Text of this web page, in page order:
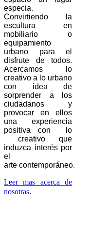
especia.
Convirtiendo la
escultura en
mobiliario o
equipamiento
urbano para el
disfrute de todos.
Acercamos lo
creativo a lo urbano
con idea de
sorprender a los
ciudadanos y
provocar en ellos
una experiencia
positiva con lo
creativo que
induzca interés por
el
arte contemporáneo.
Leer mas acerca de
nosotras.